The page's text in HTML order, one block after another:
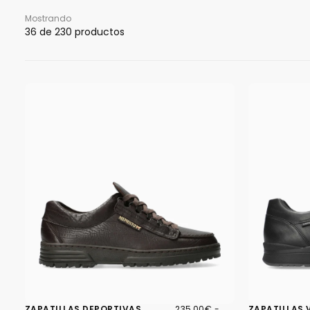
Mostrando
36 de 230 productos